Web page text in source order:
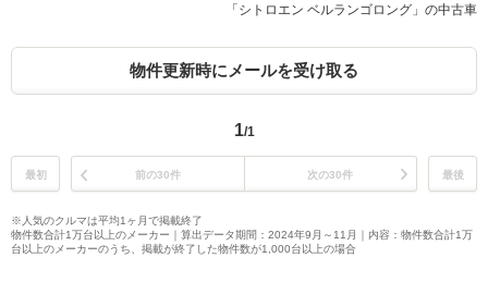
「シトロエン ベルランゴロング」の中古車
物件更新時にメールを受け取る
1/1
最初 前の30件 次の30件 最後
※人気のクルマは平均1ヶ月で掲載終了
物件数合計1万台以上のメーカー｜算出データ期間：2024年9月～11月｜内容：物件数合計1万
台以上のメーカーのうち、掲載が終了した物件数が1,000台以上の場合